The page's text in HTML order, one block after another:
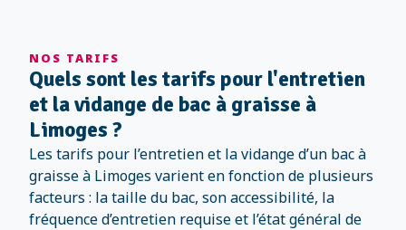
NOS TARIFS
Quels sont les tarifs pour l'entretien
et la vidange de bac à graisse à
Limoges ?
Les tarifs pour l’entretien et la vidange d’un bac à
graisse à Limoges varient en fonction de plusieurs
facteurs : la taille du bac, son accessibilité, la
fréquence d’entretien requise et l’état général de